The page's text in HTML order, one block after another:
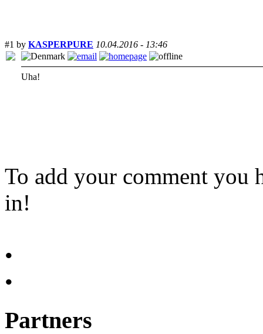
#1 by KASPERPURE 10.04.2016 - 13:46
Uha!
To add your comment you
in!
•
•
Partners